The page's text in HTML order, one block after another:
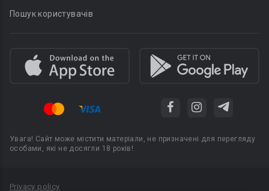
Пошук користувачів
Увага! Сайт може містити матеріали, не призначені для перегляду
особами, які не досягли 18 років!
Privacy policy